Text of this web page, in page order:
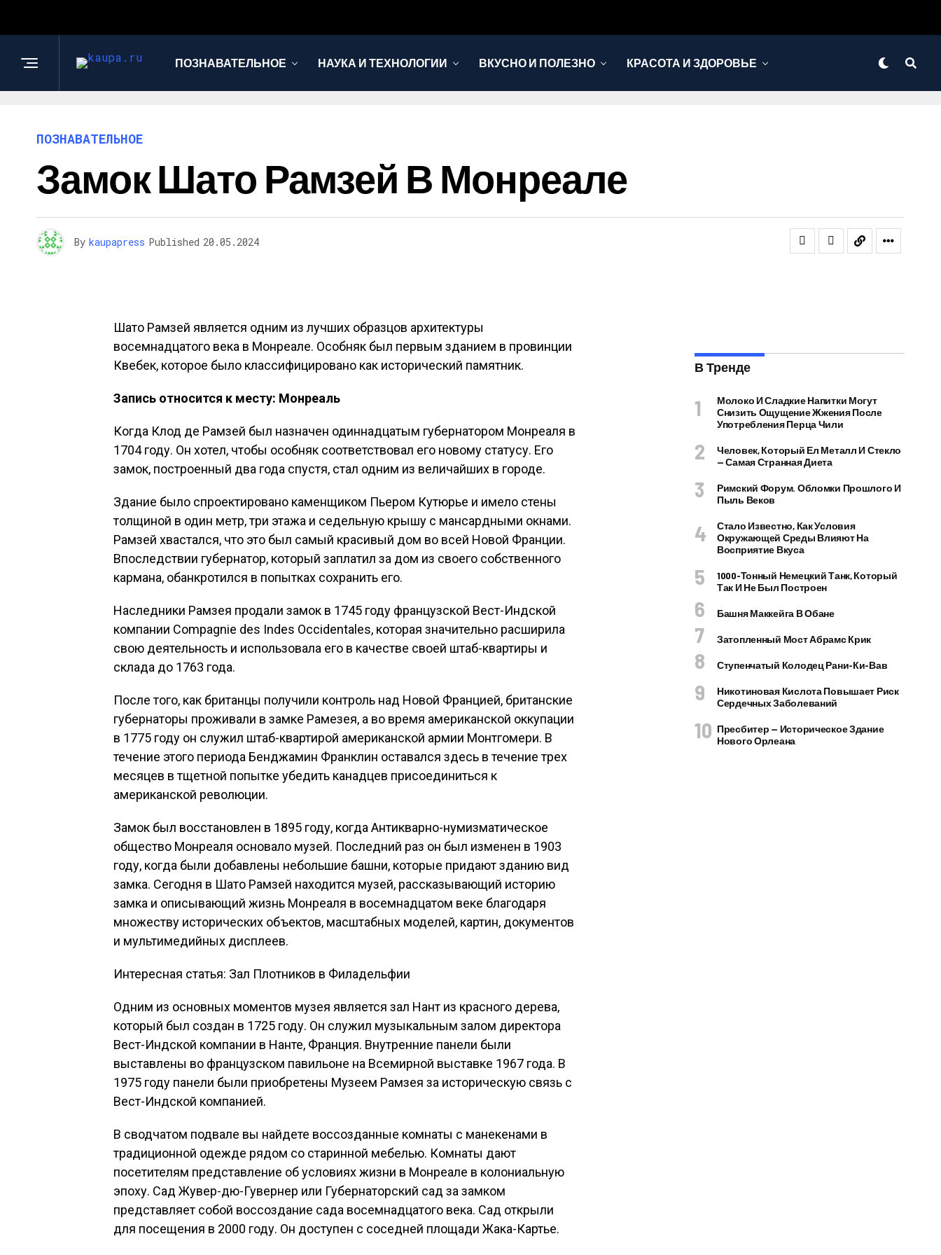
ПОЗНАВАТЕЛЬНОЕ НАУКА И ТЕХНОЛОГИИ ВКУСНО И ПОЛЕЗНО КРАСОТА И ЗДОРОВЬЕ
ПОЗНАВАТЕЛЬНОЕ
Замок Шато Рамзей В Монреале
By kaupapress Published 20.05.2024
Шато Рамзей является одним из лучших образцов архитектуры
восемнадцатого века в Монреале. Особняк был первым зданием в провинции
Квебек, которое было классифицировано как исторический памятник.
Запись относится к месту: Монреаль
Когда Клод де Рамзей был назначен одиннадцатым губернатором Монреаля в
1704 году. Он хотел, чтобы особняк соответствовал его новому статусу. Его
замок, построенный два года спустя, стал одним из величайших в городе.
Здание было спроектировано каменщиком Пьером Кутюрье и имело стены
толщиной в один метр, три этажа и седельную крышу с мансардными окнами.
Рамзей хвастался, что это был самый красивый дом во всей Новой Франции.
Впоследствии губернатор, который заплатил за дом из своего собственного
кармана, обанкротился в попытках сохранить его.
Наследники Рамзея продали замок в 1745 году французской Вест-Индской
компании Compagnie des Indes Occidentales, которая значительно расширила
свою деятельность и использовала его в качестве своей штаб-квартиры и
склада до 1763 года.
После того, как британцы получили контроль над Новой Францией, британские
губернаторы проживали в замке Рамезея, а во время американской оккупации
в 1775 году он служил штаб-квартирой американской армии Монтгомери. В
течение этого периода Бенджамин Франклин оставался здесь в течение трех
месяцев в тщетной попытке убедить канадцев присоединиться к
американской революции.
Замок был восстановлен в 1895 году, когда Антикварно-нумизматическое
общество Монреаля основало музей. Последний раз он был изменен в 1903
году, когда были добавлены небольшие башни, которые придают зданию вид
замка. Сегодня в Шато Рамзей находится музей, рассказывающий историю
замка и описывающий жизнь Монреаля в восемнадцатом веке благодаря
множеству исторических объектов, масштабных моделей, картин, документов
и мультимедийных дисплеев.
Интересная статья: Зал Плотников в Филадельфии
Одним из основных моментов музея является зал Нант из красного дерева,
который был создан в 1725 году. Он служил музыкальным залом директора
Вест-Индской компании в Нанте, Франция. Внутренние панели были
выставлены во французском павильоне на Всемирной выставке 1967 года. В
1975 году панели были приобретены Музеем Рамзея за историческую связь с
Вест-Индской компанией.
В сводчатом подвале вы найдете воссозданные комнаты с манекенами в
традиционной одежде рядом со старинной мебелью. Комнаты дают
посетителям представление об условиях жизни в Монреале в колониальную
эпоху. Сад Жувер-дю-Гувернер или Губернаторский сад за замком
представляет собой воссоздание сада восемнадцатого века. Сад открыли
для посещения в 2000 году. Он доступен с соседней площади Жака-Картье.
В Тренде
Молоко И Сладкие Напитки Могут
Снизить Ощущение Жжения После
Употребления Перца Чили
Человек, Который Ел Металл И Стекло
— Самая Странная Диета
Римский Форум. Обломки Прошлого И
Пыль Веков
Стало Известно, Как Условия
Окружающей Среды Влияют На
Восприятие Вкуса
1000-Тонный Немецкий Танк, Который
Так И Не Был Построен
Башня Маккейга В Обане
Затопленный Мост Абрамс Крик
Ступенчатый Колодец Рани-Ки-Вав
Никотиновая Кислота Повышает Риск
Сердечных Заболеваний
Пресбитер — Историческое Здание
Нового Орлеана